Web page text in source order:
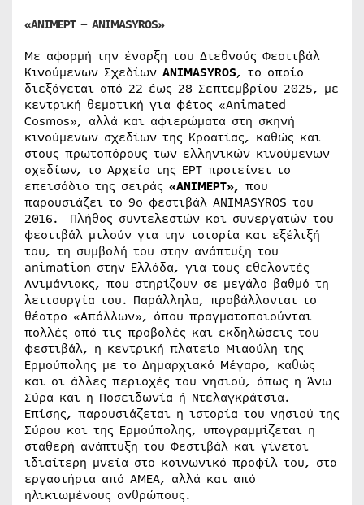
«ΑΝΙΜΕΡΤ – ANIMASYROS»
Με αφορμή την έναρξη του Διεθνούς Φεστιβάλ
Κινούμενων Σχεδίων ANIMASYROS, το οποίο
διεξάγεται από 22 έως 28 Σεπτεμβρίου 2025, με
κεντρική θεματική για φέτος «Animated
Cosmos», αλλά και αφιερώματα στη σκηνή
κινούμενων σχεδίων της Κροατίας, καθώς και
στους πρωτοπόρους των ελληνικών κινούμενων
σχεδίων, το Αρχείο της ΕΡΤ προτείνει το
επεισόδιο της σειράς «ΑΝΙΜΕΡΤ», που
παρουσιάζει το 9ο φεστιβάλ ANIMASYROS του
2016. Πλήθος συντελεστών και συνεργατών του
φεστιβάλ μιλούν για την ιστορία και εξέλιξή
του, τη συμβολή του στην ανάπτυξη του
animation στην Ελλάδα, για τους εθελοντές
Ανιμάνιακς, που στηρίζουν σε μεγάλο βαθμό τη
λειτουργία του. Παράλληλα, προβάλλονται το
θέατρο «Απόλλων», όπου πραγματοποιούνται
πολλές από τις προβολές και εκδηλώσεις του
φεστιβάλ, η κεντρική πλατεία Μιαούλη της
Ερμούπολης με το Δημαρχιακό Μέγαρο, καθώς
και οι άλλες περιοχές του νησιού, όπως η Άνω
Σύρα και η Ποσειδωνία ή Ντελαγκράτσια.
Επίσης, παρουσιάζεται η ιστορία του νησιού της
Σύρου και της Ερμούπολης, υπογραμμίζεται η
σταθερή ανάπτυξη του Φεστιβάλ και γίνεται
ιδιαίτερη μνεία στο κοινωνικό προφίλ του, στα
εργαστήρια από ΑΜΕΑ, αλλά και από
ηλικιωμένους ανθρώπους.